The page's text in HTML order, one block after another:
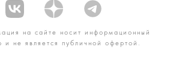
на сайте носит информационный
и не является публичной офертой.